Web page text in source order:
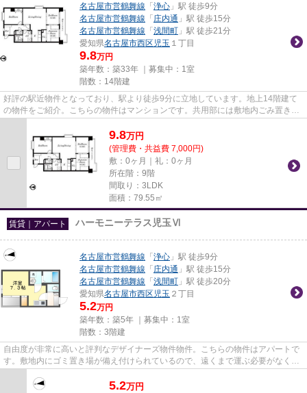
名古屋市営鶴舞線 「 浄心 」駅 徒歩9分
名古屋市営鶴舞線 「 庄内通 」駅 徒歩15分
名古屋市営鶴舞線 「 浅間町 」駅 徒歩21分
愛知県名古屋市西区 児玉 １丁目
9.8万円
築年数：築33年 ｜募集中： 1室
階数：14階建
好評の駅近物件となっており、駅より徒歩9分に立地しています。地上14階建て
の物件をご紹介。こちらの物件はマンションです。共用部には敷地内ごみ置き
9.8万円
(管理費・共益費 7,000円)
敷：0ヶ月｜礼：0ヶ月
所在階：9階
間取り：3LDK
面積：79.55㎡
賃貸｜アパート ハーモニーテラス児玉Ⅵ
名古屋市営鶴舞線 「 浄心 」駅 徒歩9分
名古屋市営鶴舞線 「 庄内通 」駅 徒歩15分
名古屋市営鶴舞線 「 浅間町 」駅 徒歩20分
愛知県名古屋市西区 児玉 ２丁目
5.2万円
築年数：築5年 ｜募集中： 1室
階数：3階建
自由度が非常に高いと評判なデザイナーズ物件物件。こちらの物件はアパートで
す。敷地内にゴミ置き場が備え付けられているので、遠くまで運ぶ必要がなくゴ
5.2万円